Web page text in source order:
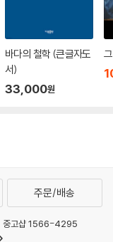
관심은 사적 영역(가
함)과 공적 영역(젊은
의 장을 열어놓았습니
가 아이들에게 남겨줄
죠. 그리고 우리가 어
한 해법을 찾는 기준
래도 사랑은 할 만한 가
식과 이웃들에게 크나
관심과의 투쟁으로 나
랑 혁명이 제시하는 21
적인 참여에도 소홀하
시대의 태동기에 바라
바다의 철학 (큰글자도
서)
33,000원
주문/배송
중고샵 1566-4295